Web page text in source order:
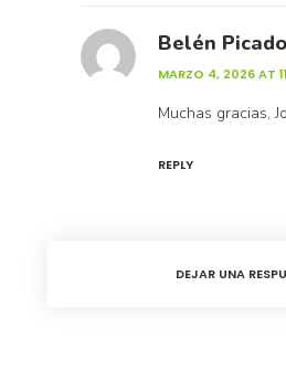
Belén Picado
MARZO 4, 2026 AT
Muchas gracias,
REPLY
DEJAR UNA